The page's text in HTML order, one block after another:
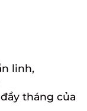
linh,
tháng của